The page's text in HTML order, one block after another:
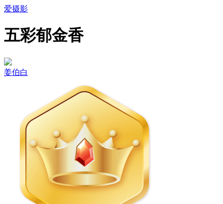
爱摄影
五彩郁金香
姜伯白